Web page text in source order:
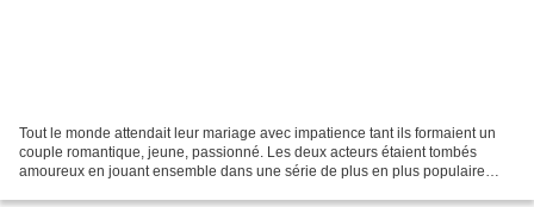
Tout le monde attendait leur mariage avec impatience tant ils formaient un
couple romantique, jeune, passionné. Les deux acteurs étaient tombés
amoureux en jouant ensemble dans une série de plus en plus populaire